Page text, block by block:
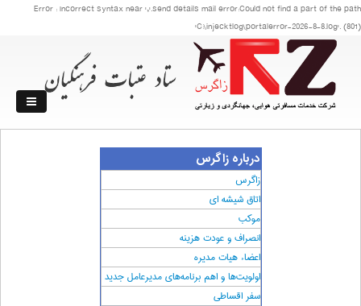
Error : Incorrect syntax near ','.send details mail error:Could not find a part of the path
'C:\injecktlog\portalerror-2026-8-8.log'. (801)
درباره زاگرس
زاگرس
اتاق شیشه ای
موکب
انصراف و عودت هزینه
اعضاء هیات مدیره
اولویت‌ها و اهم برنامه‌های مدیرعامل جدید
سفر اقساطی